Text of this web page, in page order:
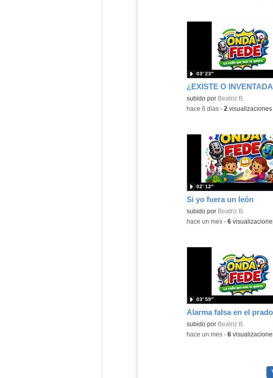
¿EXISTE O
Contenido educativo.
subido por Beatriz B.
03′ 23″
-hace 6 dias- 2 visualizaciones
Si yo fuera un león
Contenido educativo.
subido por Beatriz B.
02′ 12″
-hace un mes- 6
Alarma falsa en el prado
Contenido educativo.
subido por Beatriz B.
03′ 59″
-hace un mes- 6